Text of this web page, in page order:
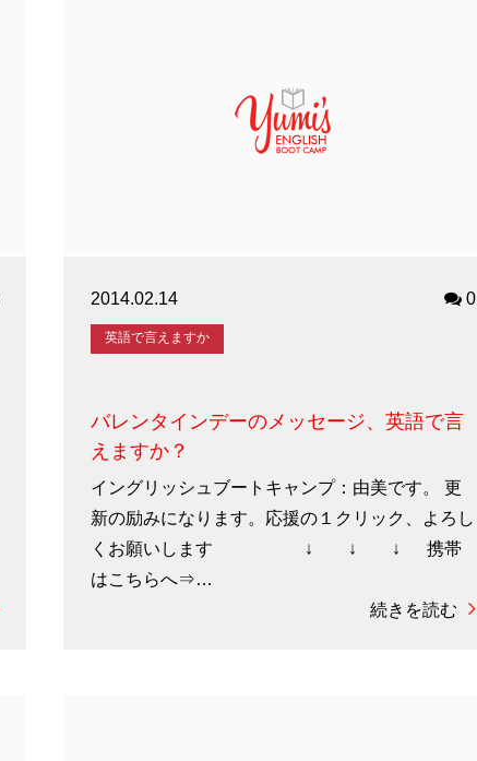
2014.02.14 0
英語で言えますか
バレンタインデーのメッセージ、英語で言
えますか？
イングリッシュブートキャンプ：由美です。 更
新の励みになります。応援の１クリック、よろし
くお願いします ↓ ↓ ↓ 携帯
はこちらへ⇒…
続きを読む